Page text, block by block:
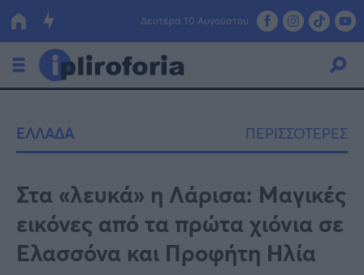
Δευτέρα 10 Αυγούστου
Οικονομία
Πολιτική
Τράπεζες
Επιδοτήσεις
Κόσμος
ΕΛΛΑΔΑ ΠΕΡΙΣΣΟΤΕΡΕΣ
Στα «λευκά» η Λάρισα: Μαγικές
εικόνες από τα πρώτα χιόνια σε
Ελασσόνα και Προφήτη Ηλία